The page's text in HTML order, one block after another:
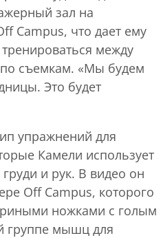
зал на
Campus, что дает ему
между
съемкам. «Мы будем
Это будет
упражнений для
Камели использует
и рук. В видео он
Off Campus, которого
ножками с голым
группе мышц для